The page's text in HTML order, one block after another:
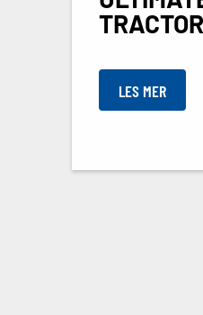
LES MER